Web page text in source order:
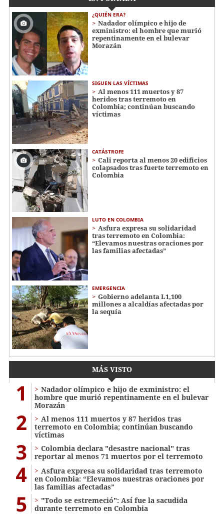
¿QUIÉN ERA?
Nadador olímpico e hijo de
exministro: el hombre que murió
repentinamente en el bulevar
Morazán
SIGUEN LAS VÍCTIMAS
Al menos 111 muertos y 87
heridos tras terremoto en
Colombia; continúan buscando
víctimas
CATÁSTROFE
Cali reporta al menos 20 edificios
colapsados tras fuerte terremoto en
Colombia
LUTO EN COLOMBIA
Asfura expresa su solidaridad
tras terremoto en Colombia:
“Elevamos nuestras oraciones por
las familias afectadas”
EMERGENCIA
Gobierno adelanta L1,100
millones a alcaldías afectadas por
la sequía
MÁS VISTO
1
Nadador olímpico e hijo de exministro: el
hombre que murió repentinamente en el bulevar
Morazán
2
Al menos 111 muertos y 87 heridos tras
terremoto en Colombia; continúan buscando
víctimas
3
Colombia declara "desastre nacional" tras
reportar al menos 71 muertos por el terremoto
4
Asfura expresa su solidaridad tras terremoto
en Colombia: “Elevamos nuestras oraciones por
las familias afectadas”
5
"Todo se estremeció": Así fue la sacudida
durante terremoto en Colombia